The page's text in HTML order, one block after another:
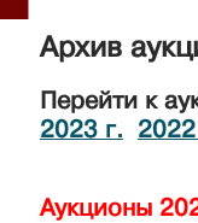
Архив
Перейти к
2023 г.
2022
Аукционы